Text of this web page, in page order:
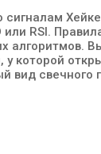
RSI.
алгоритмов.
которой
вид свечного